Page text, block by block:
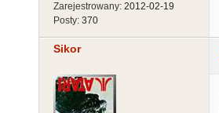
Zarejestrowany: 2012-02-19
Posty: 370
Sikor